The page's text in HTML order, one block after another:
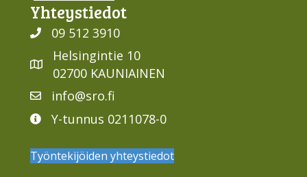
Yhteys­tiedot
09 512 3910
Helsingintie 10
02700 KAUNIAINEN
info@sro.fi
Y-tunnus 0211078-0
Työntekijöiden yhteystiedot